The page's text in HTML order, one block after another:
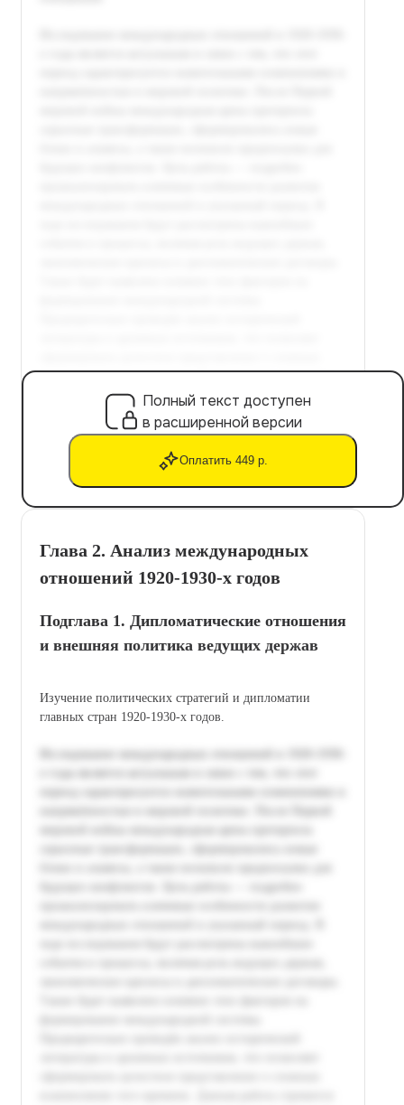
Полный текст доступен
в расширенной версии
Оплатить 449 р.
Глава 2. Анализ международных
отношений 1920-1930-х годов
Подглава 1. Дипломатические отношения
и внешняя политика ведущих держав
Изучение политических стратегий и дипломатии
главных стран 1920-1930-х годов.